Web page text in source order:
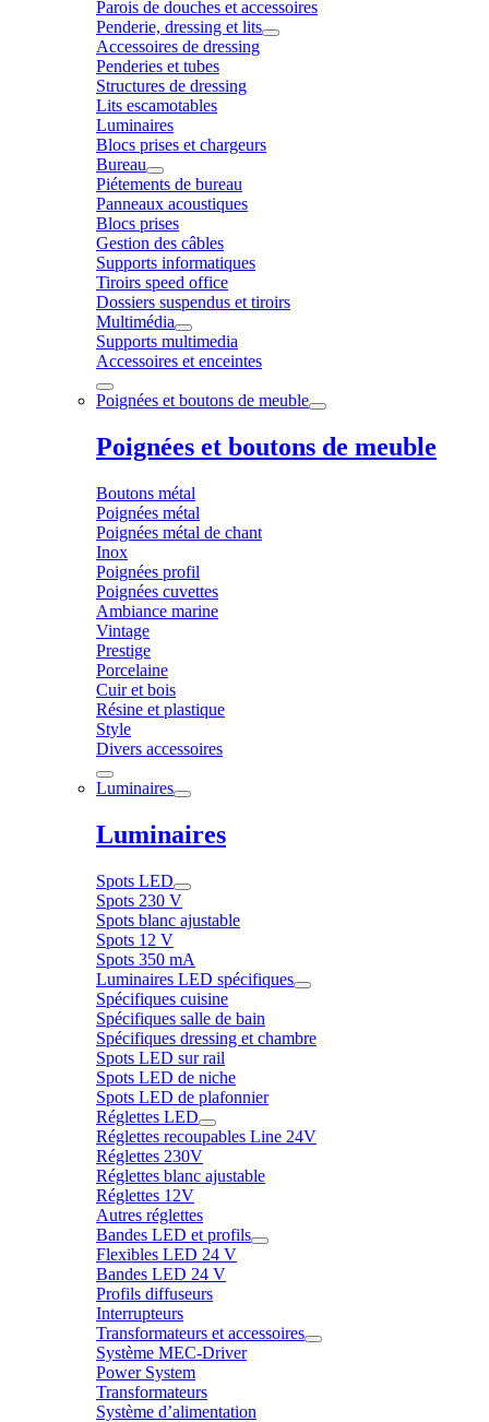
Parois de douches et accessoires
Penderie, dressing et lits
Accessoires de dressing
Penderies et tubes
Structures de dressing
Lits escamotables
Luminaires
Blocs prises et chargeurs
Bureau
Piétements de bureau
Panneaux acoustiques
Blocs prises
Gestion des câbles
Supports informatiques
Tiroirs speed office
Dossiers suspendus et tiroirs
Multimédia
Supports multimedia
Accessoires et enceintes
Poignées et boutons de meuble
Poignées et boutons de meuble
Boutons métal
Poignées métal
Poignées métal de chant
Inox
Poignées profil
Poignées cuvettes
Ambiance marine
Vintage
Prestige
Porcelaine
Cuir et bois
Résine et plastique
Style
Divers accessoires
Luminaires
Luminaires
Spots LED
Spots 230 V
Spots blanc ajustable
Spots 12 V
Spots 350 mA
Luminaires LED spécifiques
Spécifiques cuisine
Spécifiques salle de bain
Spécifiques dressing et chambre
Spots LED sur rail
Spots LED de niche
Spots LED de plafonnier
Réglettes LED
Réglettes recoupables Line 24V
Réglettes 230V
Réglettes blanc ajustable
Réglettes 12V
Autres réglettes
Bandes LED et profils
Flexibles LED 24 V
Bandes LED 24 V
Profils diffuseurs
Interrupteurs
Transformateurs et accessoires
Système MEC-Driver
Power System
Transformateurs
Système d’alimentation